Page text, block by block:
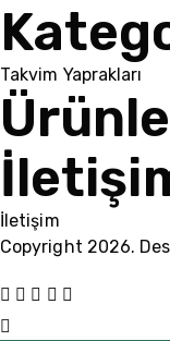
Takvim Yaprakları
İletişim
Copyright 2026.